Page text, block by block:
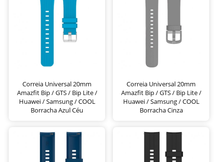
Correia Universal 20mm
Amazfit Bip / GTS / Bip Lite /
Huawei / Samsung / COOL
Borracha Azul Céu
Correia Universal 20mm
Amazfit Bip / GTS / Bip Lite /
Huawei / Samsung / COOL
Borracha Cinza